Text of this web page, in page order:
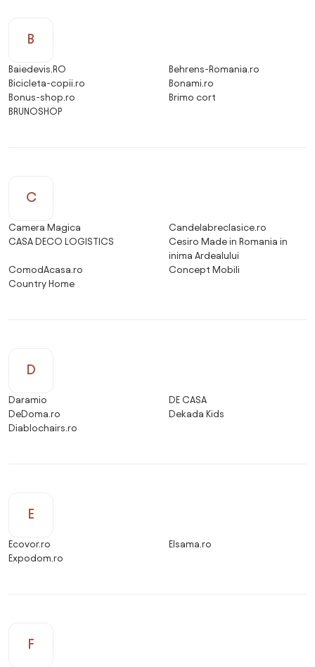
B
Baiedevis.RO
Behrens-Romania.ro
Bicicleta-copii.ro
Bonami.ro
Bonus-shop.ro
Brimo cort
BRUNOSHOP
C
Camera Magica
Candelabreclasice.ro
CASA DECO LOGISTICS
Cesiro Made in Romania in
inima Ardealului
ComodAcasa.ro
Concept Mobili
Country Home
D
Daramio
DE CASA
DeDoma.ro
Dekada Kids
Diablochairs.ro
E
Ecovor.ro
Elsama.ro
Expodom.ro
F